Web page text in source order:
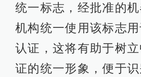
统一标志，经批准的
机构统一使用该标志
认证，这将有助于树
证的统一形象，便于